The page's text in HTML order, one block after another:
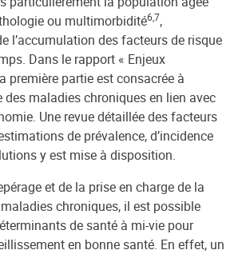
ou multimorbidité6,7,
l’accumulation des facteurs de risque
Dans le rapport « Enjeux
première partie est consacrée à
des maladies chroniques en lien avec
Une revue détaillée des facteurs
de prévalence, d’incidence
y est mise à disposition.
et de la prise en charge de la
chroniques, il est possible
de santé à mi-vie pour
en bonne santé. En effet, un